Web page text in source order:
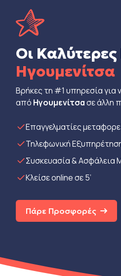
Οι
Ηγουμενίτσα
Βρήκες τη #1 υπηρεσία για
από Ηγουμενίτσασε άλλη
Eπαγγελματίες
Τηλεφωνική
Συσκευασία & Ασφάλεια
Κλείσε online σε 5’
Πάρε Προσφορές